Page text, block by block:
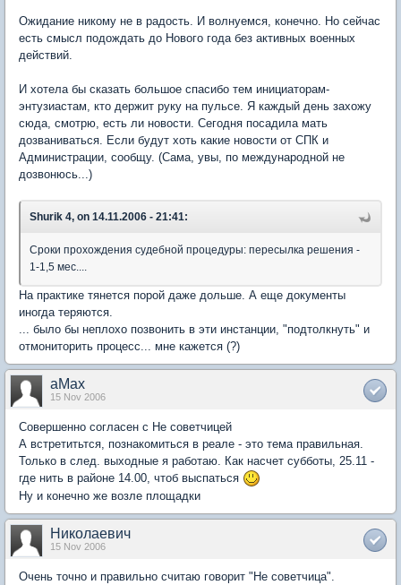
Ожидание никому не в радость. И волнуемся, конечно. Но сейчас
есть смысл подождать до Нового года без активных военных
действий.
И хотела бы сказать большое спасибо тем инициаторам-
энтузиастам, кто держит руку на пульсе. Я каждый день захожу
сюда, смотрю, есть ли новости. Сегодня посадила мать
дозваниваться. Если будут хоть какие новости от СПК и
Администрации, сообщу. (Сама, увы, по международной не
дозвонюсь...)
Shurik 4, on 14.11.2006 - 21:41:
Сроки прохождения судебной процедуры: пересылка решения -
1-1,5 мес....
На практике тянется порой даже дольше. А еще документы
иногда теряются.
... было бы неплохо позвонить в эти инстанции, "подтолкнуть" и
отмониторить процесс... мне кажется (?)
aMax
15 Nov 2006
Совершенно согласен с Не советчицей
А встретитьтся, познакомиться в реале - это тема правильная.
Только в след. выходные я работаю. Как насчет субботы, 25.11 -
где нить в районе 14.00, чтоб выспаться
Ну и конечно же возле площадки
Николаевич
15 Nov 2006
Очень точно и правильно считаю говорит "Не советчица".